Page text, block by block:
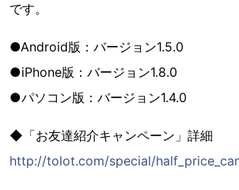
です。
●Android版：バージョン1.5.0
●iPhone版：バージョン1.8.0
●パソコン版：バージョン1.4.0
◆「お友達紹介キャンペーン」詳細
http://tolot.com/special/